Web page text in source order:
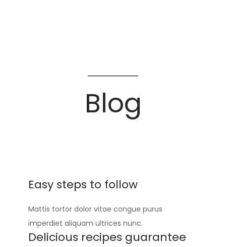
Blog
Easy steps to follow​
Mattis tortor dolor vitae congue purus
imperdiet aliquam ultrices nunc.
Delicious recipes guarantee​